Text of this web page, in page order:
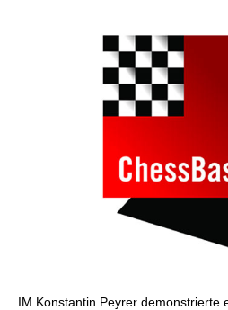
IM Konstantin Peyrer demonstrierte